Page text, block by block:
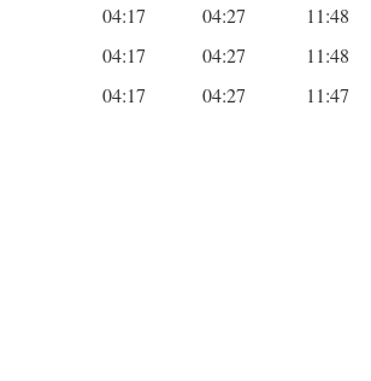
04:17 04:27 11:48
04:17 04:27 11:48
04:17 04:27 11:47